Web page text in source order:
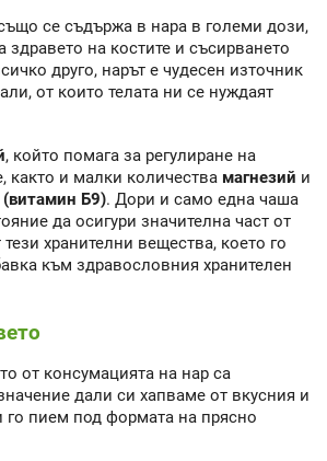
се съдържа в нара в големи дози,
на костите и съсирването
друго, нарът е чудесен източник
от които телата ни се нуждаят
, който помага за регулиране на
както и малки количества магнезий и
Б9). Дори и само една чаша
да осигури значителна част от
хранителни вещества, което го
към здравословния хранителен
от консумацията на нар са
дали си хапваме от вкусния и
го пием под формата на прясно